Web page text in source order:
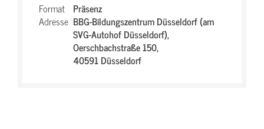
Format Präsenz
Adresse BBG-Bildungszentrum Düsseldorf (am
SVG-Autohof Düsseldorf),
Oerschbachstraße 150,
40591 Düsseldorf